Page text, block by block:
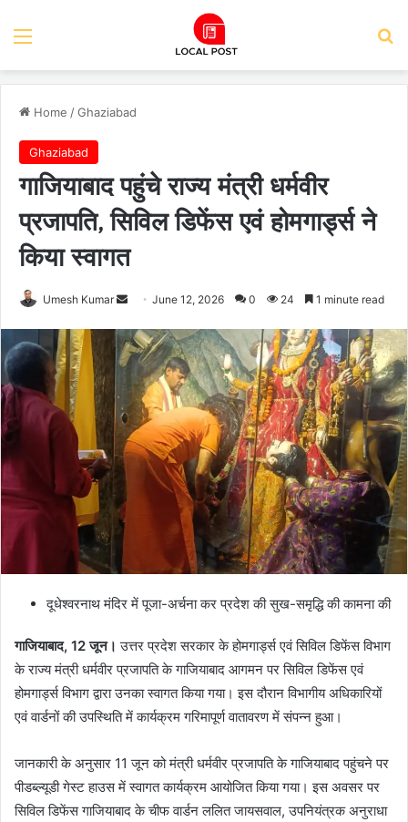
Menu
Home /Ghaziabad
Ghaziabad
गाजियाबाद पहुंचे राज्य मंत्री धर्मवीर
प्रजापति, सिविल डिफेंस एवं होमगार्ड्स ने
किया स्वागत
Umesh Kumar
Send
email
June 12, 2026 0 24 1 minute read
दूधेश्वरनाथ मंदिर में पूजा-अर्चना कर प्रदेश की सुख-समृद्धि की कामना की
गाजियाबाद, 12 जून। उत्तर प्रदेश सरकार के होमगार्ड्स एवं सिविल डिफेंस विभाग
के राज्य मंत्री धर्मवीर प्रजापति के गाजियाबाद आगमन पर सिविल डिफेंस एवं
होमगार्ड्स विभाग द्वारा उनका स्वागत किया गया। इस दौरान विभागीय अधिकारियों
एवं वार्डनों की उपस्थिति में कार्यक्रम गरिमापूर्ण वातावरण में संपन्न हुआ।
जानकारी के अनुसार 11 जून को मंत्री धर्मवीर प्रजापति के गाजियाबाद पहुंचने पर
पीडब्ल्यूडी गेस्ट हाउस में स्वागत कार्यक्रम आयोजित किया गया। इस अवसर पर
सिविल डिफेंस गाजियाबाद के चीफ वार्डन ललित जायसवाल, उपनियंत्रक अनुराधा